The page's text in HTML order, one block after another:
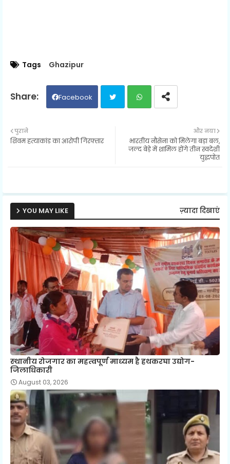
Tags Ghazipur
Facebook
ats
और नया
भारतीय नौसेना को मिलेगा बड़ा बल,
जल्द बेड़े में शामिल होंगे तीन स्वदेशी
युद्धपोत
पुराने
शिवम हत्‍याकांड का आरोपी गिरफ्तार
YOU MAY LIKE ज़्यादा दिखाएं
स्‍थानीय रोजगार का महत्‍वपूर्ण माध्‍यम है हथकरघा उद्योग-
जिलाधिकारी
August 03, 2026